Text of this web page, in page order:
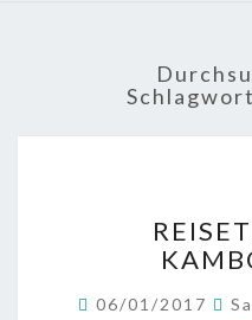
06/01/2017